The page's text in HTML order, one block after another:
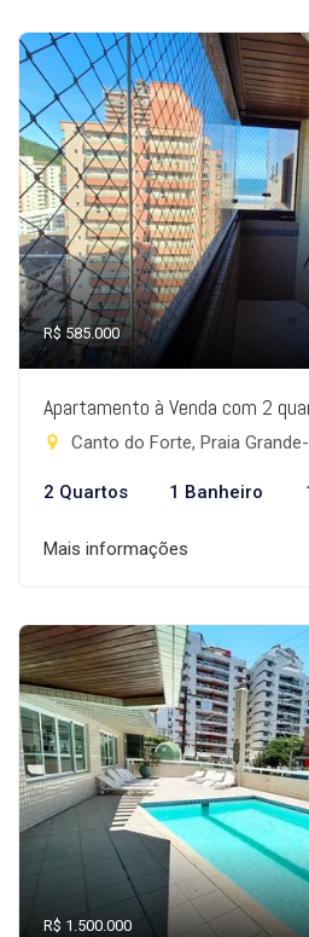
R$ 585.000
Apartamento à Venda com 2
Canto do Forte, Praia
2 Quartos 1 Banheiro
Mais informações
R$ 1.500.000